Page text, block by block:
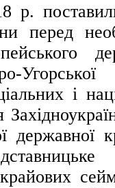
р.
перед
і